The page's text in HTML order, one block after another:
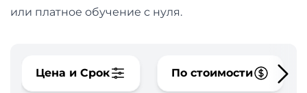
или платное обучение с нуля.
Цена и Срок По стоимости
Аналитика
фото,